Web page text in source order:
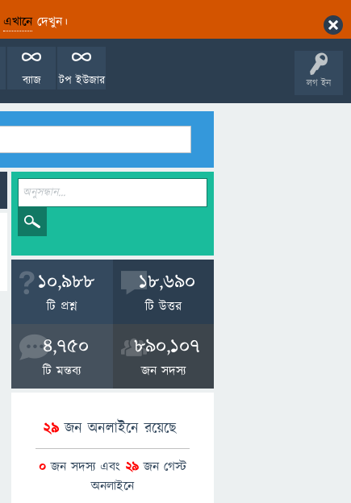
এখানেদেখুন।
লগ ইন
টপ ইউজার
ব্যাজ
10,988
টি প্রশ্ন
18,690
টি উত্তর
4,750
টি মন্তব্য
890,107
জন সদস্য
29জন অনলাইনে রয়েছে
0 জন সদস্য এবং 29 জন গেস্ট
অনলাইনে